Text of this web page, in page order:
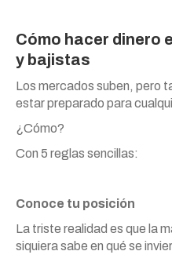
Cómo hacer dinero
y bajistas
Los mercados suben, pero
estar preparado para
¿Cómo?
Con 5 reglas sencillas:
Conoce tu posición
La triste realidad es que la
siquiera sabe en qué se